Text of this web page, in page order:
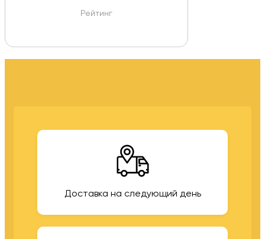
Рейтинг
Доставка на следующий день